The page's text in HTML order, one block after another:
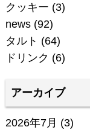
クッキー (3)
news(92)
タルト (64)
ドリンク (6)
アーカイブ
2026年7月 (3)